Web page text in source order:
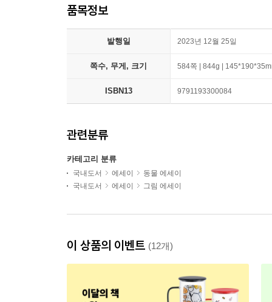
품목정보
발행일 2023년 12월 25일
쪽수, 무게, 크기 584쪽 | 844g |
ISBN13 9791193300084
관련분류
카테고리 분류
국내도서 에세이
동물 에세이
국내도서
에세이 그림 에세이
이 상품의 이벤트 (12개)